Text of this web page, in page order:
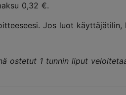
0,32 €.
Jos luot
ostetut 1 tunnin liput